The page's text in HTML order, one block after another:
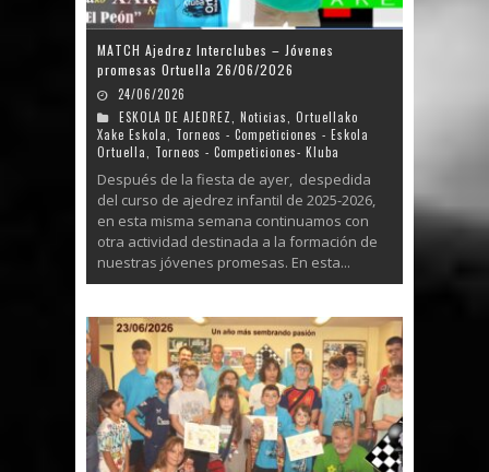
MATCH Ajedrez Interclubes – Jóvenes
promesas Ortuella 26/06/2026
24/06/2026
ESKOLA DE AJEDREZ, Noticias, Ortuellako
Xake Eskola, Torneos - Competiciones - Eskola
Ortuella, Torneos - Competiciones- Kluba
Después de la fiesta de ayer, despedida
del curso de ajedrez infantil de 2025-2026,
en esta misma semana continuamos con
otra actividad destinada a la formación de
nuestras jóvenes promesas. En esta...